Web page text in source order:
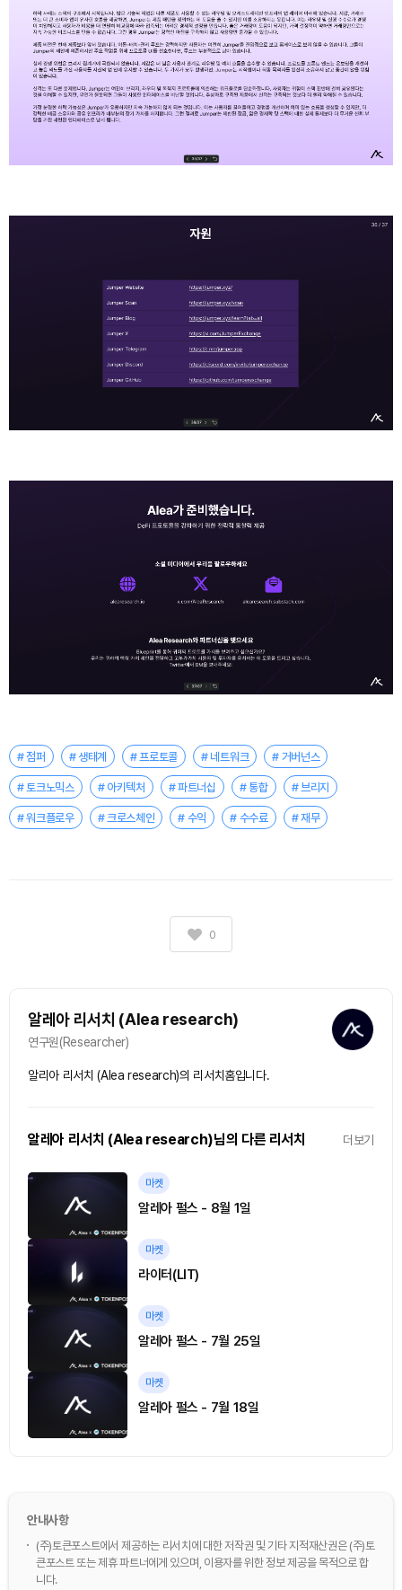
# 점퍼 # 생태계 # 프로토콜 # 네트워크 # 거버넌스
# 토크노믹스 # 아키텍처 # 파트너십 # 통합 # 브리지
# 워크플로우 # 크로스체인 # 수익 # 수수료 # 재무
0
알레아 리서치 (Alea research)
연구원(Researcher)
알리아 리서치 (Alea research)의 리서치홈입니다.
알레아 리서치 (Alea research)님의 다른 리서치 더보기
마켓
알레아 펄스 - 8월 1일
마켓
라이터(LIT)
마켓
알레아 펄스 - 7월 25일
마켓
알레아 펄스 - 7월 18일
안내사항
(주)토큰포스트에서 제공하는 리서치에 대한 저작권 및 기타 지적재산권은 (주)토
큰포스트 또는 제휴 파트너에게 있으며, 이용자를 위한 정보 제공을 목적으로 합
니다.